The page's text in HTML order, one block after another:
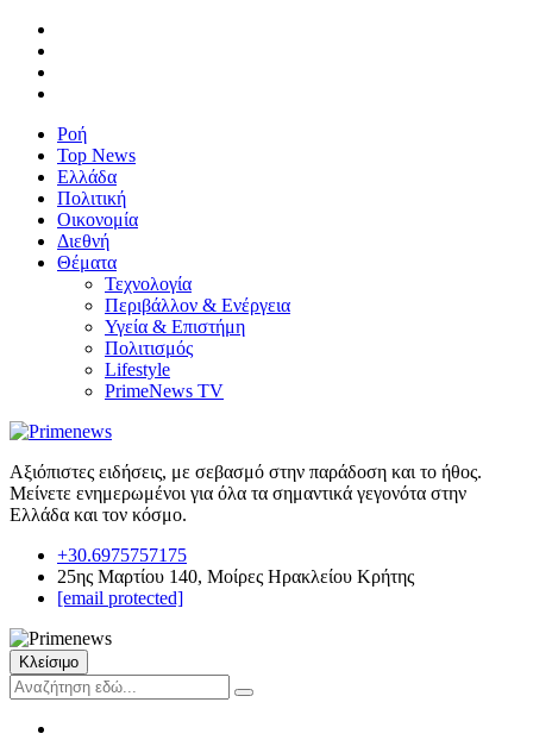
Ροή
Top News
Ελλάδα
Πολιτική
Οικονομία
Διεθνή
Θέματα
Τεχνολογία
Περιβάλλον & Ενέργεια
Υγεία & Επιστήμη
Πολιτισμός
Lifestyle
PrimeNews TV
Αξιόπιστες ειδήσεις, με σεβασμό στην παράδοση και το ήθος.
Μείνετε ενημερωμένοι για όλα τα σημαντικά γεγονότα στην
Ελλάδα και τον κόσμο.
+30.6975757175
25ης Μαρτίου 140, Μοίρες Ηρακλείου Κρήτης
[email protected]
Κλείσιμο